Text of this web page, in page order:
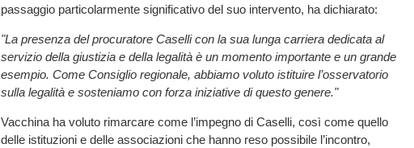
passaggio particolarmente significativo del suo intervento, ha dichiarato:
"La presenza del procuratore Caselli con la sua lunga carriera dedicata al
servizio della giustizia e della legalità è un momento importante e un grande
esempio. Come Consiglio regionale, abbiamo voluto istituire l’osservatorio
sulla legalità e sosteniamo con forza iniziative di questo genere."
Vacchina ha voluto rimarcare come l’impegno di Caselli, così come quello
delle istituzioni e delle associazioni che hanno reso possibile l’incontro,